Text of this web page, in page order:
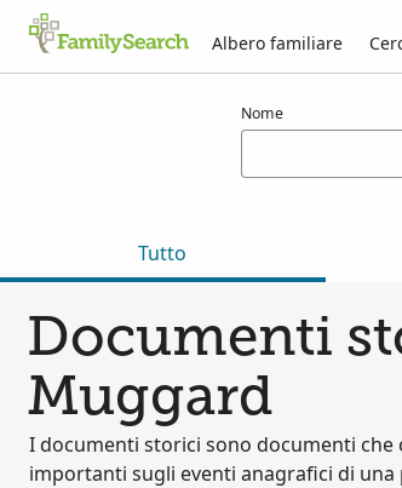
Albero familiare
Nome
Tutto
Documenti
Muggard
I documenti storici sono documenti
importanti sugli eventi anagrafici di una